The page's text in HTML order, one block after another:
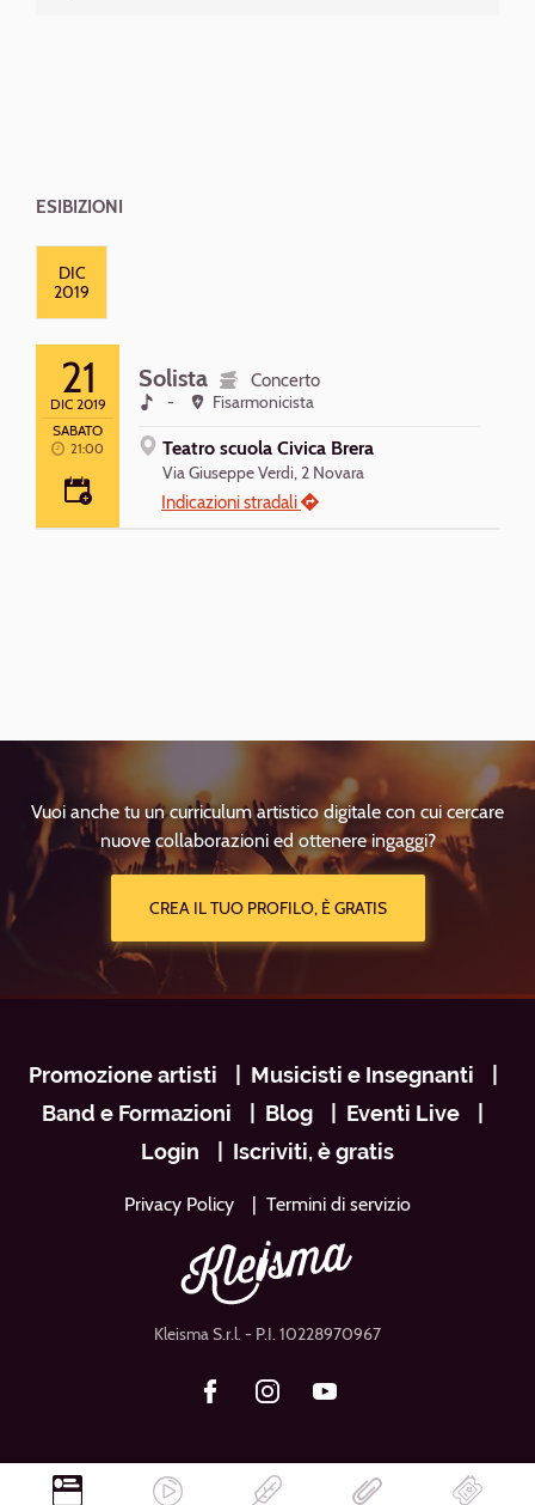
H
C
B
C
E
ESIBIZIONI
DIC
2019
21
DIC 2019
SABATO
21:00
Solista
Concerto
-
Fisarmonicista
Teatro scuola Civica Brera
Via Giuseppe Verdi, 2 Novara
Indicazioni stradali
Aggiungi
calendario
Vuoi anche tu un curriculum artistico digitale con cui cercare
nuove collaborazioni ed ottenere ingaggi?
CREA IL TUO PROFILO, È GRATIS
Navigazione
footer
Promozione artisti
Musicisti e Insegnanti
Band e Formazioni
Blog
Eventi Live
Login
Iscriviti, è gratis
Privacy Policy Termini di servizio
Kleisma S.r.l. - P.I. 10228970967
FacebookInstagram